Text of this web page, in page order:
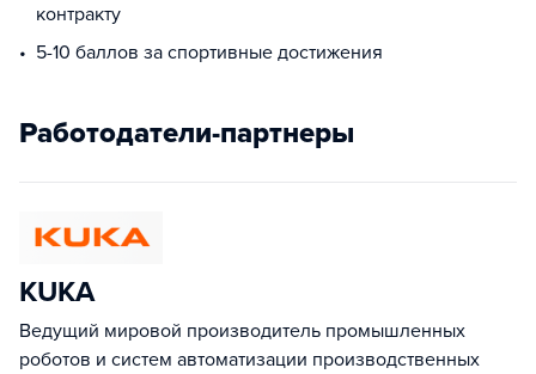
контракту
5-10 баллов за спортивные достижения
Работодатели-партнеры
KUKA
Ведущий мировой производитель промышленных
роботов и систем автоматизации производственных